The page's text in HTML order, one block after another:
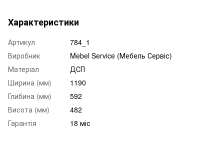
Характеристики
Артикул
784_1
Виробник
Mebel Service (Мебель Сервіс)
Матеріал
ДСП
Ширина (мм)
1190
Глибина (мм)
592
Висота (мм)
482
Гарантія
18 міс